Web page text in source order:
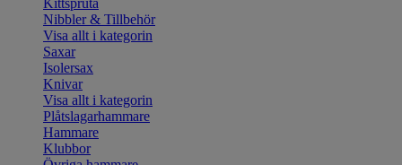
Kittspruta
Nibbler & Tillbehör
Visa allt i kategorin
Saxar
Isolersax
Knivar
Visa allt i kategorin
Plåtslagarhammare
Hammare
Klubbor